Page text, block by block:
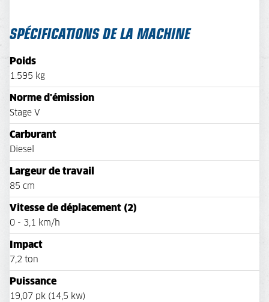
SPÉCIFICATIONS DE LA MACHINE
Poids
1.595 kg
Norme d'émission
Stage V
Carburant
Diesel
Largeur de travail
85 cm
Vitesse de déplacement (2)
0 - 3,1 km/h
Impact
7,2 ton
Puissance
19,07 pk (14,5 kw)